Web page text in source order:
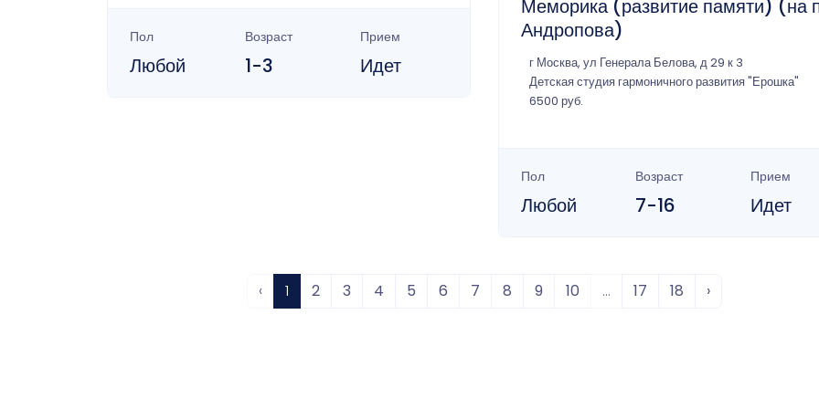
Пол
Любой
Возраст
1-3
Прием
Идет
Меморика (развитие памяти) (на
Андропова)
г Москва, ул Генерала Белова, д 29 к 3
Детская студия гармоничного развития "Ерошка"
6500 руб.
Пол
Любой
Возраст
7-16
Прием
Идет
‹ 1 2 3 4 5 6 7 8 9 10 ... 17 18 ›